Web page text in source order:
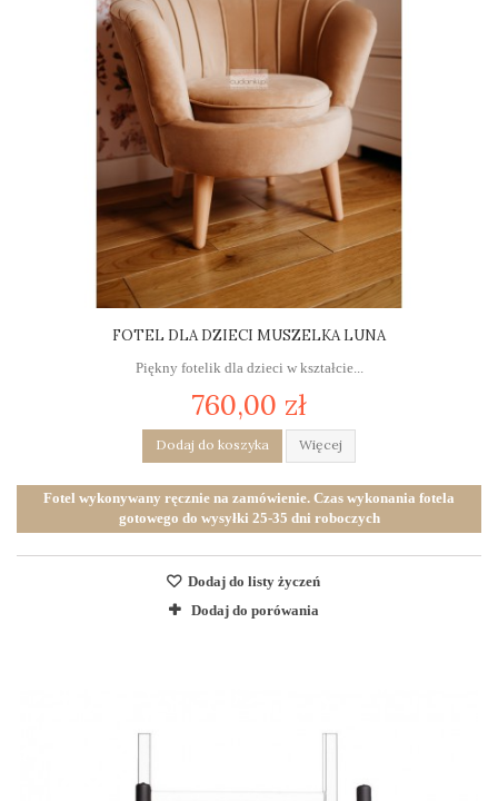
FOTEL DLA DZIECI MUSZELKA LUNA
Piękny fotelik dla dzieci w kształcie...
760,00 zł
Dodaj do koszyka Więcej
Fotel wykonywany ręcznie na zamówienie. Czas wykonania fotela
gotowego do wysyłki 25-35 dni roboczych
Dodaj do listy życzeń
Dodaj do porówania